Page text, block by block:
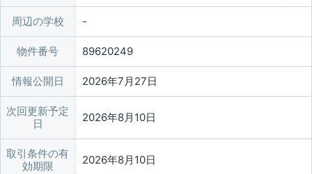
周辺の学校
物件番号 89620249
情報公開日 2026年7月27日
次回更新予定
日
2026年8月10日
取引条件の有
効期限
2026年8月10日